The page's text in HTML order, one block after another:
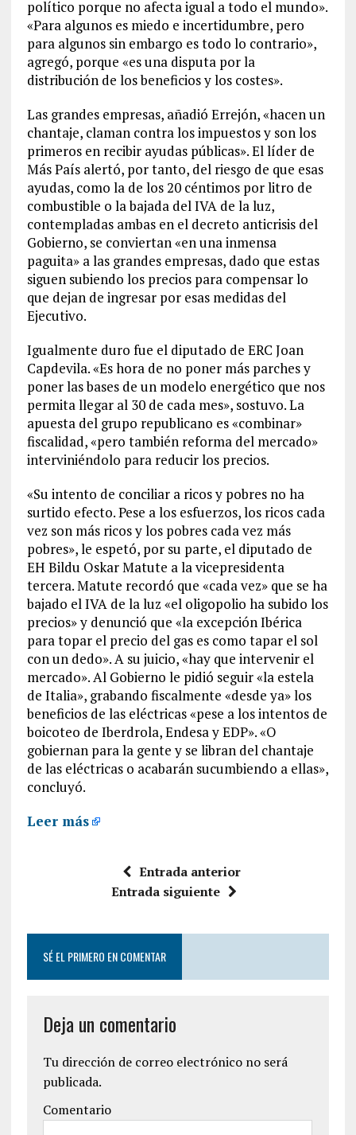
político porque no afecta igual a todo el mundo».
«Para algunos es miedo e incertidumbre, pero
para algunos sin embargo es todo lo contrario»,
agregó, porque «es una disputa por la
distribución de los beneficios y los costes».
Las grandes empresas, añadió Errejón, «hacen un
chantaje, claman contra los impuestos y son los
primeros en recibir ayudas públicas». El líder de
Más País alertó, por tanto, del riesgo de que esas
ayudas, como la de los 20 céntimos por litro de
combustible o la bajada del IVA de la luz,
contempladas ambas en el decreto anticrisis del
Gobierno, se conviertan «en una inmensa
paguita» a las grandes empresas, dado que estas
siguen subiendo los precios para compensar lo
que dejan de ingresar por esas medidas del
Ejecutivo.
Igualmente duro fue el diputado de ERC Joan
Capdevila. «Es hora de no poner más parches y
poner las bases de un modelo energético que nos
permita llegar al 30 de cada mes», sostuvo. La
apuesta del grupo republicano es «combinar»
fiscalidad, «pero también reforma del mercado»
interviniéndolo para reducir los precios.
«Su intento de conciliar a ricos y pobres no ha
surtido efecto. Pese a los esfuerzos, los ricos cada
vez son más ricos y los pobres cada vez más
pobres», le espetó, por su parte, el diputado de
EH Bildu Oskar Matute a la vicepresidenta
tercera. Matute recordó que «cada vez» que se ha
bajado el IVA de la luz «el oligopolio ha subido los
precios» y denunció que «la excepción Ibérica
para topar el precio del gas es como tapar el sol
con un dedo». A su juicio, «hay que intervenir el
mercado». Al Gobierno le pidió seguir «la estela
de Italia», grabando fiscalmente «desde ya» los
beneficios de las eléctricas «pese a los intentos de
boicoteo de Iberdrola, Endesa y EDP». «O
gobiernan para la gente y se libran del chantaje
de las eléctricas o acabarán sucumbiendo a ellas»,
concluyó.
Leer más
Entrada anterior
Entrada siguiente
SÉ EL PRIMERO EN COMENTAR
Deja un comentario
Tu dirección de correo electrónico no será
publicada.
Comentario